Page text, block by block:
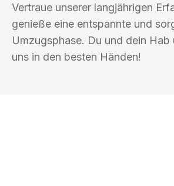
Vertraue unserer langjährigen
genieße eine entspannte und
Umzugsphase. Du und dein Hab
uns in den besten Händen!